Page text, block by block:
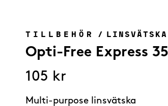
TILLBEHÖR / LINSVÄTSKA
Opti-Free Express
105 kr
Multi-purpose linsvätska